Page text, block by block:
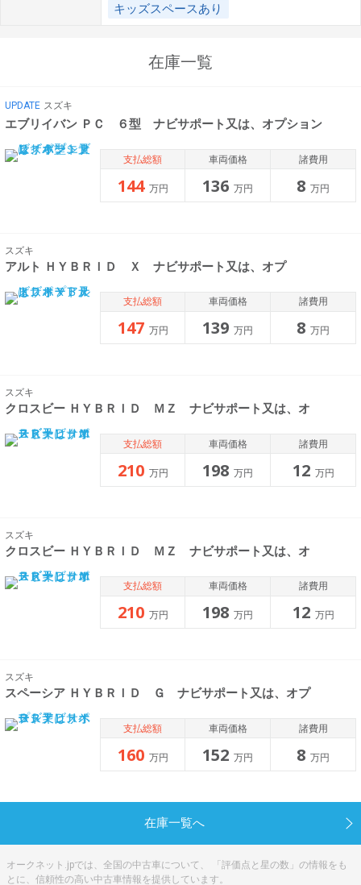
キッズスペースあり
在庫一覧
UPDATE スズキ
エブリイバン ＰＣ ６型 ナビサポート又は、オプション
支払総額
144 万円
車両価格
136 万円
諸費用
8 万円
スズキ
アルト ＨＹＢＲＩＤ Ｘ ナビサポート又は、オプ
支払総額
147 万円
車両価格
139 万円
諸費用
8 万円
スズキ
クロスビー ＨＹＢＲＩＤ ＭＺ ナビサポート又は、オ
支払総額
210 万円
車両価格
198 万円
諸費用
12 万円
スズキ
クロスビー ＨＹＢＲＩＤ ＭＺ ナビサポート又は、オ
支払総額
210 万円
車両価格
198 万円
諸費用
12 万円
スズキ
スペーシア ＨＹＢＲＩＤ Ｇ ナビサポート又は、オプ
支払総額
160 万円
車両価格
152 万円
諸費用
8 万円
在庫一覧へ
オークネット.jpでは、全国の中古車について、 「評価点と星の数」の情報をも
とに、信頼性の高い中古車情報を提供しています。